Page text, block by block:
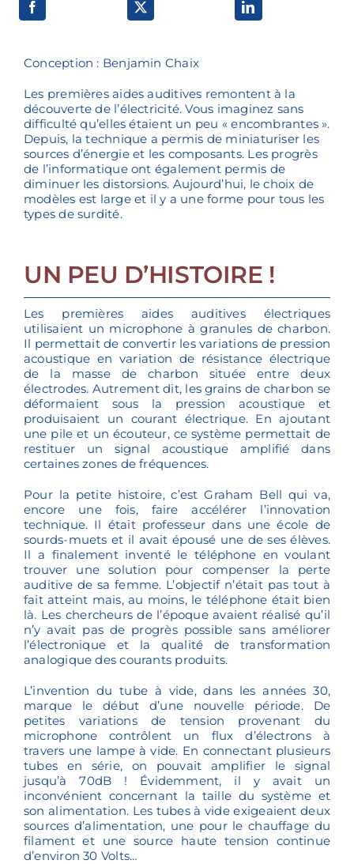
Voies de recherche
Conception : Benjamin Chaix
Les premières aides auditives remontent à la
découverte de l’électricité. Vous imaginez sans
difficulté qu’elles étaient un peu « encombrantes ».
Depuis, la technique a permis de miniaturiser les
sources d’énergie et les composants. Les progrès
de l’informatique ont également permis de
diminuer les distorsions. Aujourd’hui, le choix de
modèles est large et il y a une forme pour tous les
types de surdité.
UN PEU D’HISTOIRE !
Les premières aides auditives électriques
utilisaient un microphone à granules de charbon.
Il permettait de convertir les variations de pression
acoustique en variation de résistance électrique
de la masse de charbon située entre deux
électrodes. Autrement dit, les grains de charbon se
déformaient sous la pression acoustique et
produisaient un courant électrique. En ajoutant
une pile et un écouteur, ce système permettait de
restituer un signal acoustique amplifié dans
certaines zones de fréquences.
Pour la petite histoire, c’est Graham Bell qui va,
encore une fois, faire accélérer l’innovation
technique. Il était professeur dans une école de
sourds-muets et il avait épousé une de ses élèves.
Il a finalement inventé le téléphone en voulant
trouver une solution pour compenser la perte
auditive de sa femme. L’objectif n’était pas tout à
fait atteint mais, au moins, le téléphone était bien
là. Les chercheurs de l’époque avaient réalisé qu’il
n’y avait pas de progrès possible sans améliorer
l’électronique et la qualité de transformation
analogique des courants produits.
L’invention du tube à vide, dans les années 30,
marque le début d’une nouvelle période. De
petites variations de tension provenant du
microphone contrôlent un flux d’électrons à
travers une lampe à vide. En connectant plusieurs
tubes en série, on pouvait amplifier le signal
jusqu’à 70dB ! Évidemment, il y avait un
inconvénient concernant la taille du système et
son alimentation. Les tubes à vide exigeaient deux
sources d’alimentation, une pour le chauffage du
filament et une source haute tension continue
d’environ 30 Volts…